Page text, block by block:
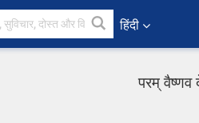
हिंदी
परम् वैष्णव